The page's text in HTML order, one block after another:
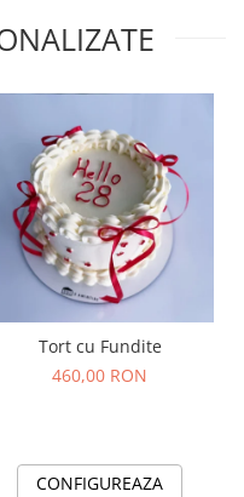
Tort cu Fundite
460,00 RON
CONFIGUREAZA